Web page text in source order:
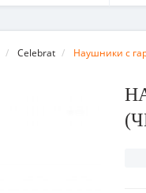
Celebrat Наушники с